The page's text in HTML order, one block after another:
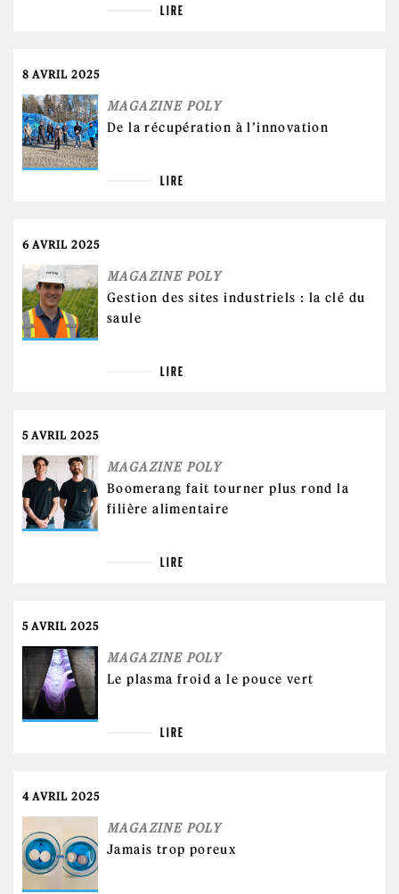
LIRE
8 AVRIL 2025
MAGAZINE POLY
De la récupération à l’innovation
LIRE
6 AVRIL 2025
MAGAZINE POLY
Gestion des sites industriels : la clé du
saule
LIRE
5 AVRIL 2025
MAGAZINE POLY
Boomerang fait tourner plus rond la
filière alimentaire
LIRE
5 AVRIL 2025
MAGAZINE POLY
Le plasma froid a le pouce vert
LIRE
4 AVRIL 2025
MAGAZINE POLY
Jamais trop poreux